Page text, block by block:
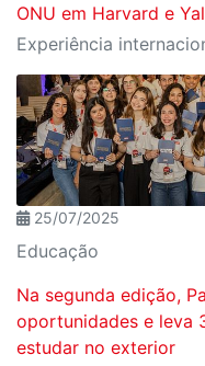
ONU em Harvard e
25/07/2025
Educação
Na segunda edição,
oportunidades e leva
estudar no exterior